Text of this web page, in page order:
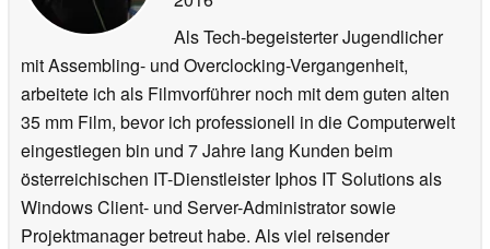
Als Tech-begeisterter Jugendlicher
mit Assembling- und Overclocking-Vergangenheit,
arbeitete ich als Filmvorführer noch mit dem guten alten
35 mm Film, bevor ich professionell in die Computerwelt
eingestiegen bin und 7 Jahre lang Kunden beim
österreichischen IT-Dienstleister Iphos IT Solutions als
Windows Client- und Server-Administrator sowie
Projektmanager betreut habe. Als viel reisender